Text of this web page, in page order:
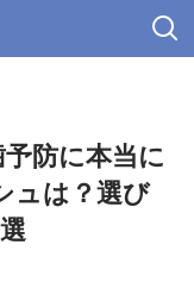
予防に本当に
ュは？選び